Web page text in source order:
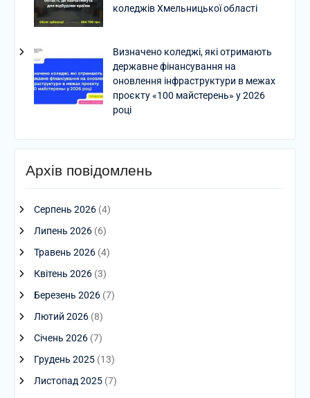
коледжів Хмельницької області
Визначено коледжі, які отримають
державне фінансування на
оновлення інфраструктури в межах
проєкту «100 майстерень» у 2026
році
Архів повідомлень
Серпень 2026(4)
Липень 2026(6)
Травень 2026(4)
Квітень 2026(3)
Березень 2026(7)
Лютий 2026(8)
Січень 2026(7)
Грудень 2025(13)
Листопад 2025(7)